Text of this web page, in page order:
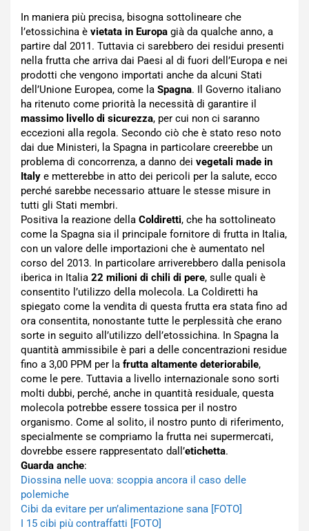
In maniera più precisa, bisogna sottolineare che
l’etossichina è vietata in Europa già da qualche anno, a
partire dal 2011. Tuttavia ci sarebbero dei residui presenti
nella frutta che arriva dai Paesi al di fuori dell’Europa e nei
prodotti che vengono importati anche da alcuni Stati
dell’Unione Europea, come la Spagna. Il Governo italiano
ha ritenuto come priorità la necessità di garantire il
massimo livello di sicurezza, per cui non ci saranno
eccezioni alla regola. Secondo ciò che è stato reso noto
dai due Ministeri, la Spagna in particolare creerebbe un
problema di concorrenza, a danno dei vegetali made in
Italy e metterebbe in atto dei pericoli per la salute, ecco
perché sarebbe necessario attuare le stesse misure in
tutti gli Stati membri.
Positiva la reazione della Coldiretti, che ha sottolineato
come la Spagna sia il principale fornitore di frutta in Italia,
con un valore delle importazioni che è aumentato nel
corso del 2013. In particolare arriverebbero dalla penisola
iberica in Italia 22 milioni di chili di pere, sulle quali è
consentito l’utilizzo della molecola. La Coldiretti ha
spiegato come la vendita di questa frutta era stata fino ad
ora consentita, nonostante tutte le perplessità che erano
sorte in seguito all’utilizzo dell’etossichina. In Spagna la
quantità ammissibile è pari a delle concentrazioni residue
fino a 3,00 PPM per la frutta altamente deteriorabile,
come le pere. Tuttavia a livello internazionale sono sorti
molti dubbi, perché, anche in quantità residuale, questa
molecola potrebbe essere tossica per il nostro
organismo. Come al solito, il nostro punto di riferimento,
specialmente se compriamo la frutta nei supermercati,
dovrebbe essere rappresentato dall’etichetta.
Guarda anche:
Diossina nelle uova: scoppia ancora il caso delle
polemiche
Cibi da evitare per un’alimentazione sana [FOTO]
I 15 cibi più contraffatti [FOTO]